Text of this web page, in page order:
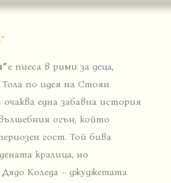
e пиеса в рими за деца,
по идея на Стоян
една забавна история
огън, който
гост. Той бива
кралица, но
Коледа – джуджетата